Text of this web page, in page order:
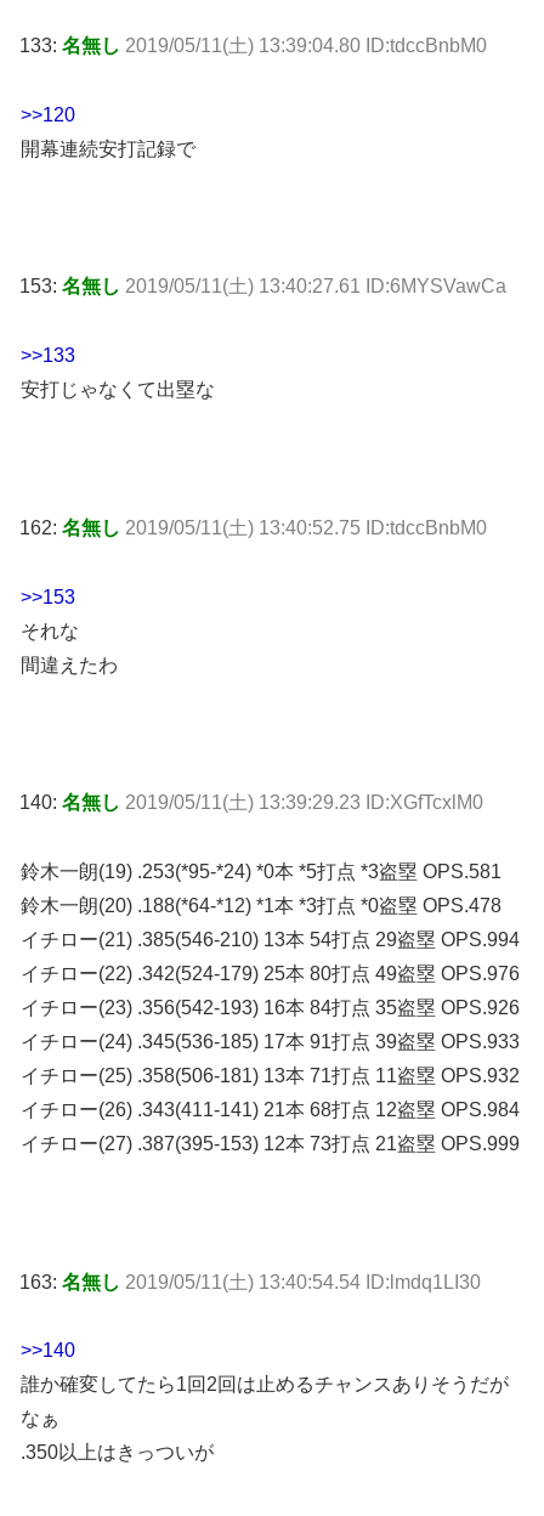
133: 名無し 2019/05/11(土) 13:39:04.80 ID:tdccBnbM0
>>120
開幕連続安打記録で
153: 名無し 2019/05/11(土) 13:40:27.61 ID:6MYSVawCa
>>133
安打じゃなくて出塁な
162: 名無し 2019/05/11(土) 13:40:52.75 ID:tdccBnbM0
>>153
それな
間違えたわ
140: 名無し 2019/05/11(土) 13:39:29.23 ID:XGfTcxlM0
鈴木一朗(19) .253(*95-*24) *0本 *5打点 *3盗塁 OPS.581
鈴木一朗(20) .188(*64-*12) *1本 *3打点 *0盗塁 OPS.478
イチロー(21) .385(546-210) 13本 54打点 29盗塁 OPS.994
イチロー(22) .342(524-179) 25本 80打点 49盗塁 OPS.976
イチロー(23) .356(542-193) 16本 84打点 35盗塁 OPS.926
イチロー(24) .345(536-185) 17本 91打点 39盗塁 OPS.933
イチロー(25) .358(506-181) 13本 71打点 11盗塁 OPS.932
イチロー(26) .343(411-141) 21本 68打点 12盗塁 OPS.984
イチロー(27) .387(395-153) 12本 73打点 21盗塁 OPS.999
163: 名無し 2019/05/11(土) 13:40:54.54 ID:lmdq1LI30
>>140
誰か確変してたら1回2回は止めるチャンスありそうだが
なぁ
.350以上はきっついが